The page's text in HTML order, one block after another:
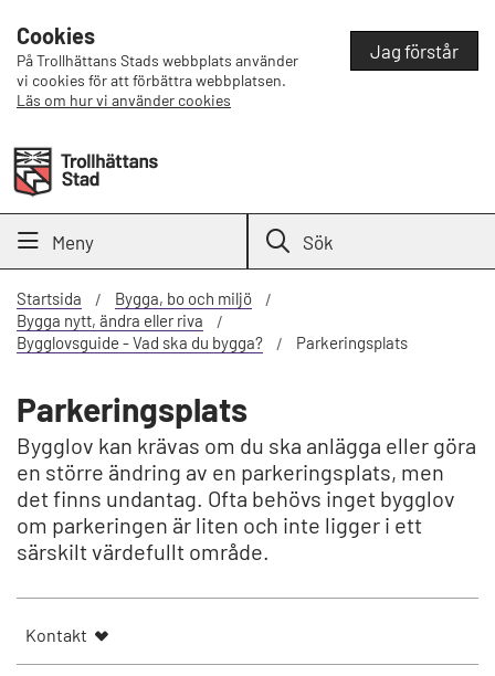
Cookies
På Trollhättans Stads webbplats använder
vi cookies för att förbättra webbplatsen.
Läs om hur vi använder cookies
Jag förstår
Meny Sök
Startsida
Bygga, bo och miljö
Bygga nytt, ändra eller riva
Bygglovsguide - Vad ska du bygga?
Parkeringsplats
Parkeringsplats
Bygglov kan krävas om du ska anlägga eller göra
en större ändring av en parkeringsplats, men
det finns undantag. Ofta behövs inget bygglov
om parkeringen är liten och inte ligger i ett
särskilt värdefullt område.
Kontakt